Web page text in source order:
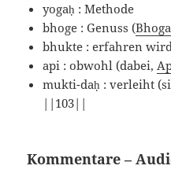
yogaḥ : Methode
bhoge : Genuss (Bhoga
bhukte : erfahren
api : obwohl (dabei,
mukti-daḥ : verleiht
||103||
Kommentare –